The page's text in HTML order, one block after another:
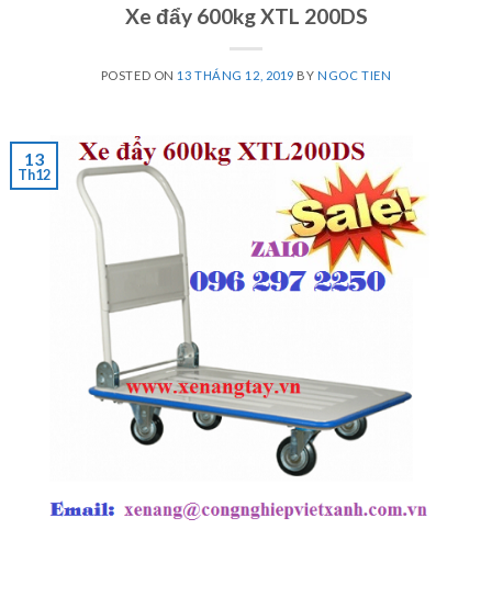
Xe đẩy 600kg XTL 200DS
POSTED ON 13 THÁNG 12, 2019 BYNGOC TIEN
13
Th12